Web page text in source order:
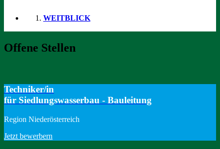
WEITBLICK
Offene Stellen
Techniker/in
für Siedlungswasserbau - Bauleitung
Region Niederösterreich
Jetzt bewerbern